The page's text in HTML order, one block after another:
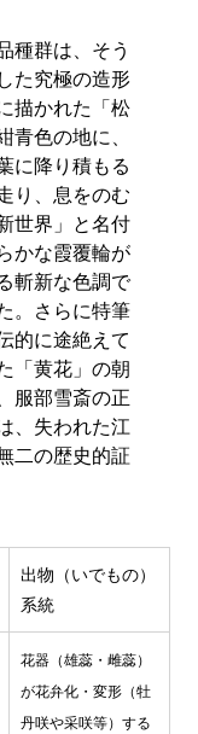
種群は、そう
た究極の造形
描かれた「松
色の地に、
に降り積もる
り、息をのむ
世界」と名付
かな霞覆輪が
斬新な色調で
。さらに特筆
的に途絶えて
「黄花」の朝
服部雪斎の正
、失われた江
二の歴史的証
出物（いでもの）
系統
花器（雄蕊・雌蕊）
が花弁化・変形（牡
丹咲や采咲等）する